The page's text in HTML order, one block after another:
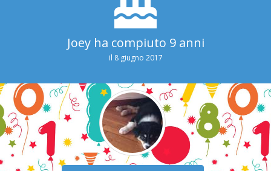
Joey ha compiuto 9 anni
il 8 giugno 2017